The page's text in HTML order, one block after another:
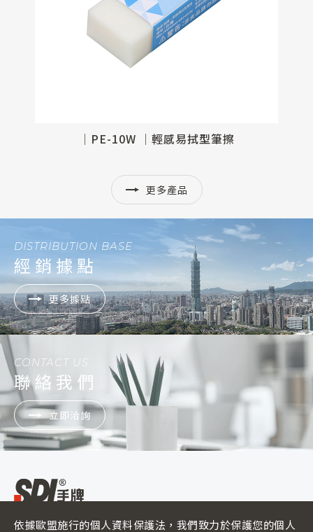
│PE-10W │輕感易拭型筆擦
更多產品
DISTRIBUTION BASE
經銷據點
更多據點
CONTACT US
聯絡我們
立即洽詢
ADD : 500彰化縣彰化市彰南路二段260號
依據歐盟施行的個人資料保護法，我們致力於保護您的個人